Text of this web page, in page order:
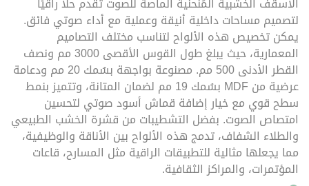
لتصميم مساحات داخلية أنيقة وعملية مع أداء صوتي فائق.
يمكن تخصيص هذه الألواح لتناسب مختلف التصاميم
المعمارية، حيث يبلغ طول القوس الأقصى 3000 مم ونصف
القطر الأدنى 500 مم. مصنوعة بواجهة بسُمك 20 مم ودعامة
عرضية من MDF بسُمك 19 مم لضمان المتانة، وتتميز بنمط
سطح قوي مع خيار إضافة قماش أسود صوتي لتحسين
امتصاص الصوت. بفضل التشطيبات من قشرة الخشب الطبيعي
والطلاء الشفاف، تدمج هذه الألواح بين الأناقة والوظيفية،
مما يجعلها مثالية للتطبيقات الراقية مثل المسارح، قاعات
المؤتمرات، والمراكز الثقافية.